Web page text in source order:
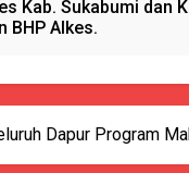
Kab. Sukabumi dan
BHP Alkes.
Timur
Satgas Yonif
Dapur Program